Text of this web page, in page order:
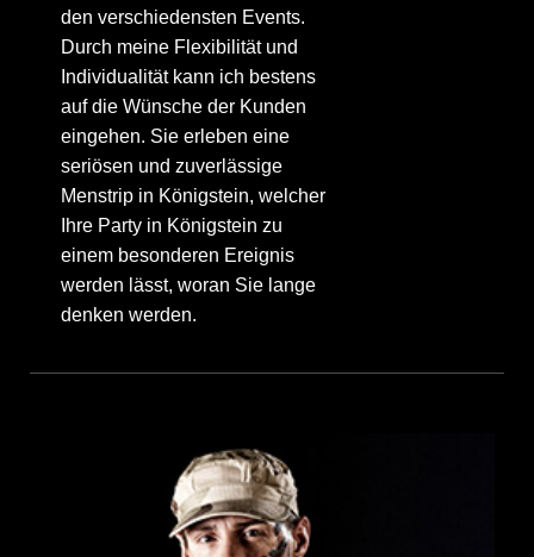
den verschiedensten Events.
Durch meine Flexibilität und
Individualität kann ich bestens
auf die Wünsche der Kunden
eingehen. Sie erleben eine
seriösen und zuverlässige
Menstrip in Königstein, welcher
Ihre Party in Königstein zu
einem besonderen Ereignis
werden lässt, woran Sie lange
denken werden.